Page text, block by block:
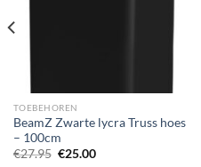
TOEBEHOREN
BeamZ Zwarte lycra Truss hoes
– 100cm
€27.95 Oorspronkelijke
€25.00Huidige